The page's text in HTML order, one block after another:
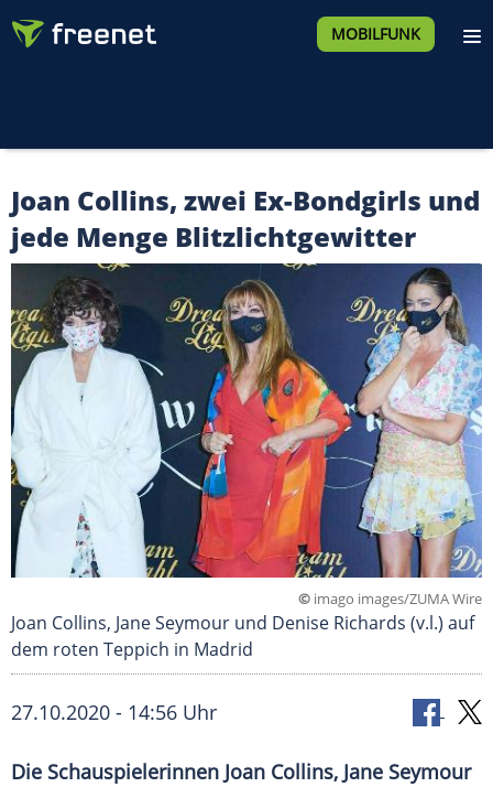
MOBILFUNK
Joan Collins, zwei Ex-Bondgirls und
jede Menge Blitzlichtgewitter
© imago images/ZUMA Wire
Joan Collins, Jane Seymour und Denise Richards (v.l.) auf
dem roten Teppich in Madrid
27.10.2020 - 14:56 Uhr
Die Schauspielerinnen Joan Collins, Jane Seymour